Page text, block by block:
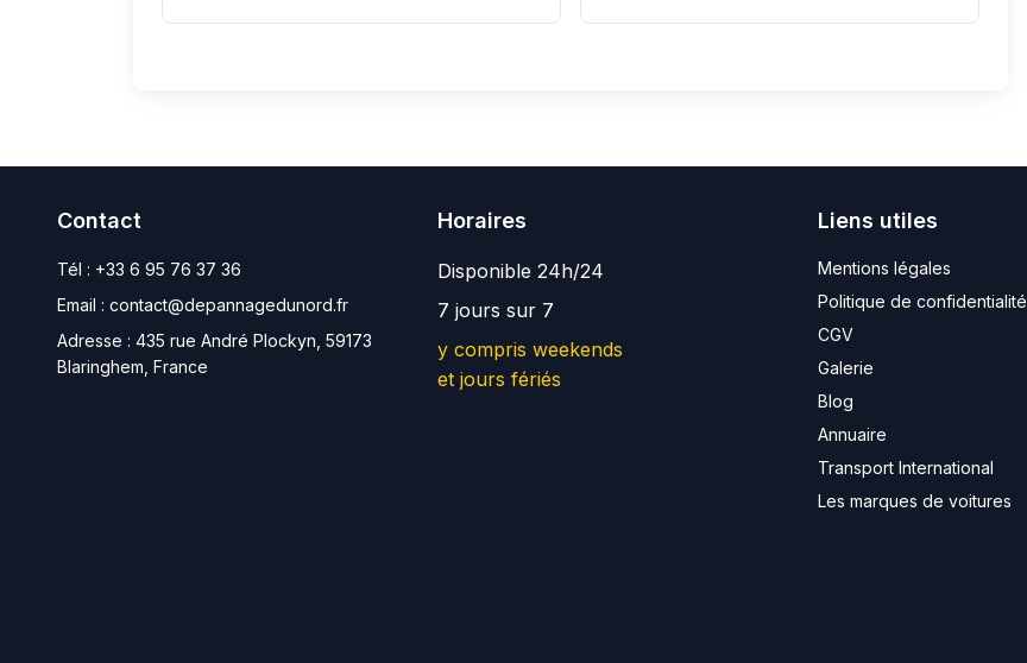
Contact
Tél : +33 6 95 76 37 36
Email : contact@depannagedunord.fr
Adresse : 435 rue André Plockyn, 59173
Blaringhem, France
Horaires
Disponible 24h/24
7 jours sur 7
y compris weekends
et jours fériés
Liens utiles
Mentions légales
Politique de confidentialité
CGV
Galerie
Blog
Annuaire
Transport International
Les marques de voitures